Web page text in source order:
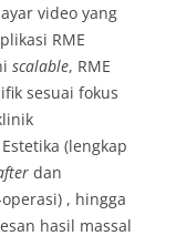
video yang
RME
scalable, RME
sesuai fokus
Estetika (lengkap
dan
, hingga
hasil massal